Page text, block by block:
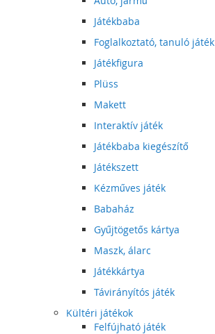
Játékbaba
Foglalkoztató, tanuló játék
Játékfigura
Plüss
Makett
Interaktív játék
Játékbaba kiegészítő
Játékszett
Kézműves játék
Babaház
Gyűjtögetős kártya
Maszk, álarc
Játékkártya
Távirányítós játék
Kültéri játékok
Felfújható játék